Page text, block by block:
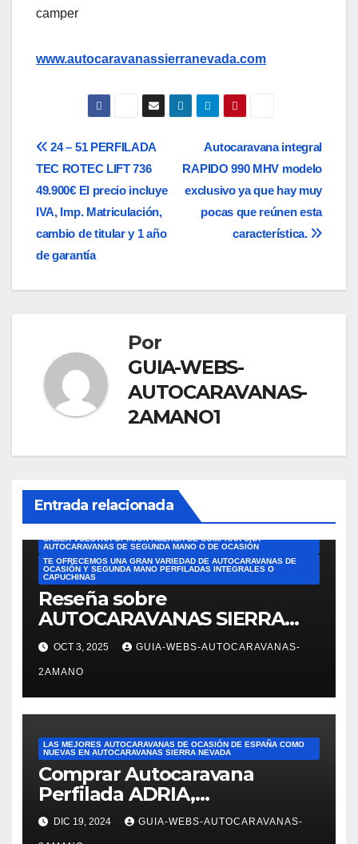
camper
www.autocaravanassierranevada.com
Navegación
de
entradas
Autocaravana integral
RAPIDO 990 MHV modelo
exclusivo ya que hay muy
pocas que reúnen esta
característica.
24 – 51 PERFILADA
TEC ROTEC LIFT 736
49.900€ El precio incluye
IVA, Imp. Matriculación,
cambio de titular y 1 año
de garantía
Por
GUIA-WEBS-
AUTOCARAVANAS-
2AMANO1
Entrada relacionada
ANÁLISIS DE LAS MEJORES AUTOCARAVANAS DE 2025
NUEVAS EN AUTOCARAVANAS SIERRA NEVADA
LEE OPINIONES HONESTAS DE CLIENTES Y DESCUBRE POR QUÉ
COMPRAR CON AUTOCARAVANAS SIERRA NEVADA
SABER VUESTRA OPINIÓN ACERCA DE COMPRAR UNA
AUTOCARAVANAS DE SEGUNDA MANO O DE OCASIÓN
TE OFRECEMOS UNA GRAN VARIEDAD DE AUTOCARAVANAS DE
OCASIÓN Y SEGUNDA MANO PERFILADAS INTEGRALES O
CAPUCHINAS
Reseña sobre
AUTOCARAVANAS SIERRA
NEVADA. Las mejores
reseñas de AUTOCARAVANAS
DE SEGUNDA MANO DE
ESPAÑA. Reseña de JOSÉ
FELIPE PESQUERO. En el
ámbito de ventas: Alejandra
nos mostró varias
autocaravanas. Fue
superprofesional,
OCT 3, 2025 GUIA-WEBS-AUTOCARAVANAS-
2AMANO
LAS MEJORES AUTOCARAVANAS DE OCASIÓN DE ESPAÑA COMO
NUEVAS EN AUTOCARAVANAS SIERRA NEVADA
Comprar Autocaravana
Perfilada ADRIA,
modelo Matrix M680SP en
Autocaravanas Sierra Nevada
DIC 19, 2024 GUIA-WEBS-AUTOCARAVANAS-